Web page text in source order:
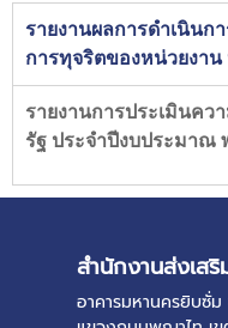
รายงานผลการดำเนินก
การทุจริตของหน่วยงา
รายงานการประเมินคว
รัฐ ประจำปีงบประมาณ
สำนักงานส่งเส
อาคารมหานครยิบซั่